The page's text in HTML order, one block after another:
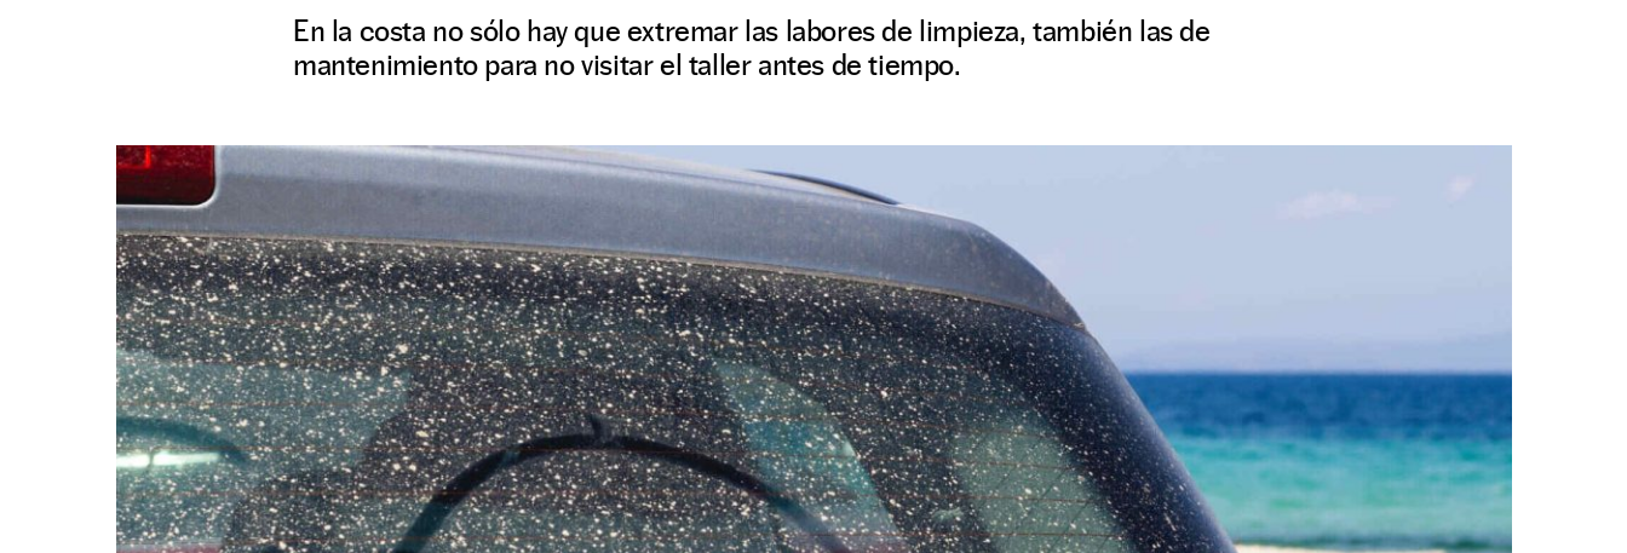
En la costa no sólo hay que extremar las labores de limpieza, también las de
mantenimiento para no visitar el taller antes de tiempo.